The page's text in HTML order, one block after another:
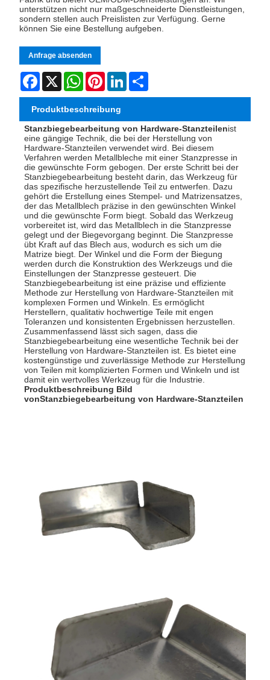
unterstützen nicht nur maßgeschneiderte Dienstleistungen,
sondern stellen auch Preislisten zur Verfügung. Gerne
können Sie eine Bestellung aufgeben.
Anfrage absenden
Facebook
X WhatsAppPinterestLinkedIn
Produktbeschreibung
Stanzbiegebearbeitung von Hardware-Stanzteilenist
eine gängige Technik, die bei der Herstellung von
Hardware-Stanzteilen verwendet wird. Bei diesem
Verfahren werden Metallbleche mit einer Stanzpresse in
die gewünschte Form gebogen. Der erste Schritt bei der
Stanzbiegebearbeitung besteht darin, das Werkzeug für
das spezifische herzustellende Teil zu entwerfen. Dazu
gehört die Erstellung eines Stempel- und Matrizensatzes,
der das Metallblech präzise in den gewünschten Winkel
und die gewünschte Form biegt. Sobald das Werkzeug
vorbereitet ist, wird das Metallblech in die Stanzpresse
gelegt und der Biegevorgang beginnt. Die Stanzpresse
übt Kraft auf das Blech aus, wodurch es sich um die
Matrize biegt. Der Winkel und die Form der Biegung
werden durch die Konstruktion des Werkzeugs und die
Einstellungen der Stanzpresse gesteuert. Die
Stanzbiegebearbeitung ist eine präzise und effiziente
Methode zur Herstellung von Hardware-Stanzteilen mit
komplexen Formen und Winkeln. Es ermöglicht
Herstellern, qualitativ hochwertige Teile mit engen
Toleranzen und konsistenten Ergebnissen herzustellen.
Zusammenfassend lässt sich sagen, dass die
Stanzbiegebearbeitung eine wesentliche Technik bei der
Herstellung von Hardware-Stanzteilen ist. Es bietet eine
kostengünstige und zuverlässige Methode zur Herstellung
von Teilen mit komplizierten Formen und Winkeln und ist
damit ein wertvolles Werkzeug für die Industrie.
Produktbeschreibung Bild
vonStanzbiegebearbeitung von Hardware-Stanzteilen